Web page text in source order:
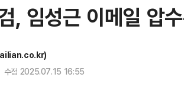
, 임성근 이메일 압
정 2025.07.15 16:55